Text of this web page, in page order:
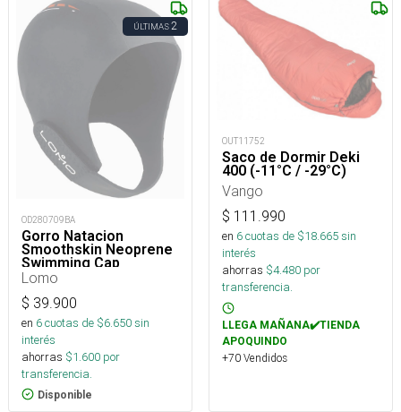
ÚLTIMAS2
OD280709BA
Gorro Natacion
Smoothskin Neoprene
Swimming Cap
Lomo
$ 39.900
en 6cuotas de $6.650sin
interés
ahorras $1.600 por
transferencia.
Disponible
OUT11752
Saco de Dormir Deki
400 (-11°C / -29°C)
Vango
$ 111.990
en 6cuotas de $18.665sin
interés
ahorras $4.480 por
transferencia.
LLEGA MAÑANA✔️TIENDA
APOQUINDO
+70 Vendidos